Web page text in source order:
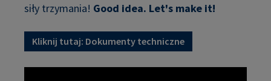
siły trzymania! Good idea. Let's make it!
Kliknij tutaj: Dokumenty techniczne